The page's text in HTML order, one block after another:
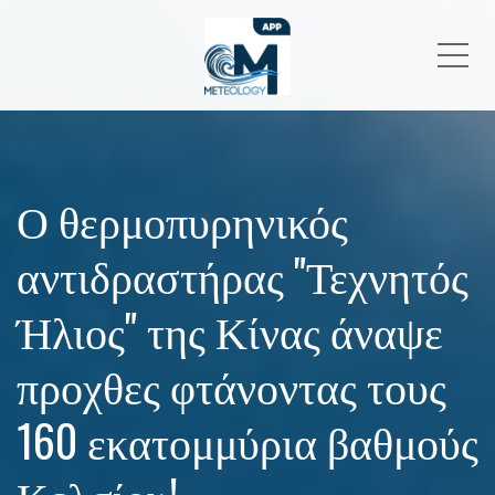
Ο θερμοπυρηνικός
αντιδραστήρας "Τεχνητός
Ήλιος" της Κίνας άναψε
προχθες φτάνοντας τους
160 εκατομμύρια βαθμούς